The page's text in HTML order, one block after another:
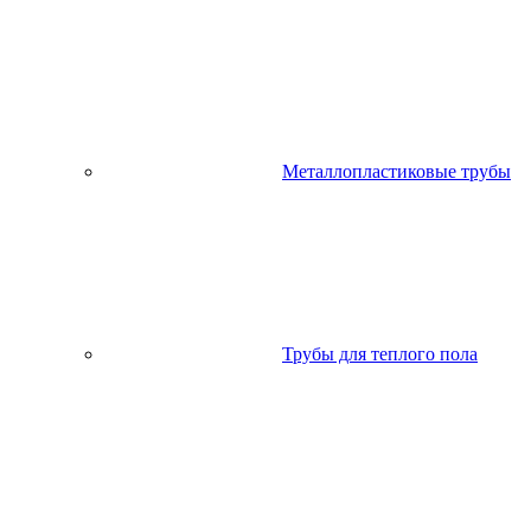
Металлопластиковые трубы
Трубы для теплого пола